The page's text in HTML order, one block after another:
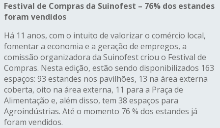
Festival de Compras da Suinofest – 76% dos estandes
foram vendidos
Há 11 anos, com o intuito de valorizar o comércio local,
fomentar a economia e a geração de empregos, a
comissão organizadora da Suinofest criou o Festival de
Compras. Nesta edição, estão sendo disponibilizados 163
espaços: 93 estandes nos pavilhões, 13 na área externa
coberta, oito na área externa, 11 para a Praça de
Alimentação e, além disso, tem 38 espaços para
Agroindústrias. Até o momento 76 % dos estandes já
foram vendidos.